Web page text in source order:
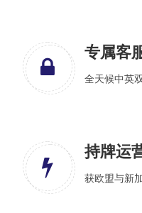
专属客
全天候中英
持牌运
获欧盟与新